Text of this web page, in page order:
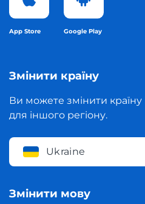
App Store Google Play
Змінити країну
Ви можете змінити країну
для іншого регіону.
Ukraine
Змінити мову